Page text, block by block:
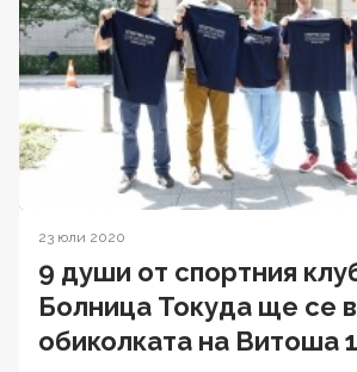
23 юли 2020
9 души от спортния
Болница Токуда ще се
oбиколката на Витоша